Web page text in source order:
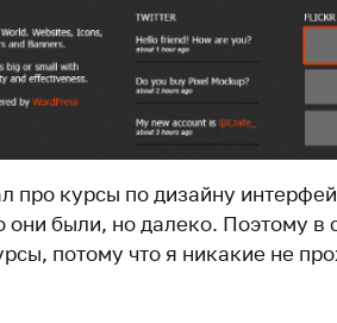
про курсы по дизайну
были, но далеко. Поэтому в
потому что я никакие не